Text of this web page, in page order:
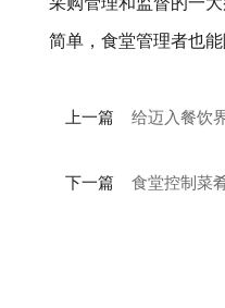
简单，食堂管理者也能
上一篇 给迈入餐饮
下一篇 食堂控制菜